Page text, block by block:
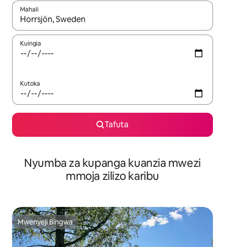
Mahali
Wakati matokeo yanapatikana, vinjari kwa kutumia vitufe vya
Kuingia
Kutoka
Tafuta
Nyumba za kupanga kuanzia mwezi
mmoja zilizo karibu
Mwenyeji Bingwa
Mwenyeji Bingwa